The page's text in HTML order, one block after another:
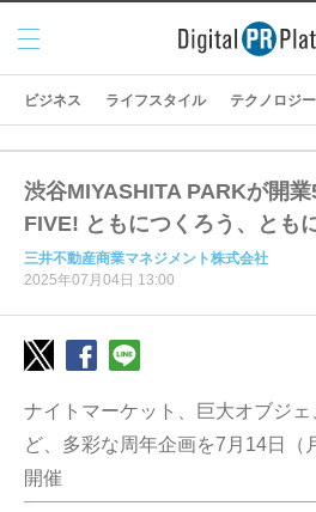
メニ
ュー
ビジネス ライフスタイル テクノロジ
渋谷MIYASHITA PARKが開
FIVE! ともにつくろう、とも
三井不動産商業マネジメント株式会社
2025年07月04日 13:00
ナイトマーケット、巨大オブジ
ど、多彩な周年企画を7月14日（
開催